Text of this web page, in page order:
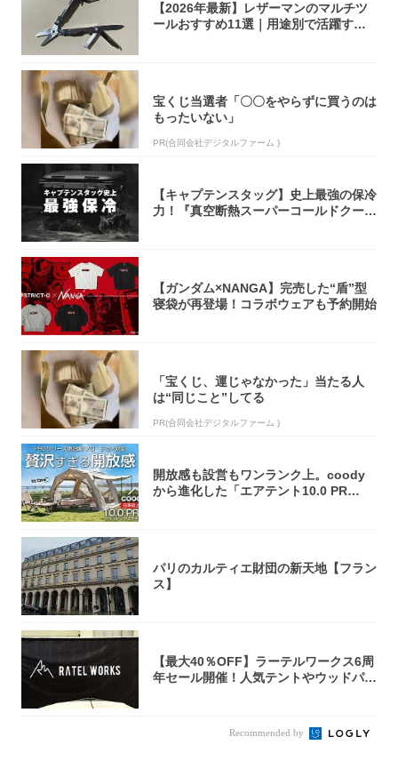
【2026年最新】レザーマンのマルチツ
ールおすすめ11選｜用途別で活躍する
宝くじ当選者「〇〇をやらずに買うのは
もったいない」
PR(合同会社デジタルファーム )
【キャプテンスタッグ】史上最強の保冷
力！『真空断熱スーパーコールドクーラ
【ガンダム×NANGA】完売した“盾”型
寝袋が再登場！コラボウェアも予約開始
「宝くじ、運じゃなかった」当たる人
は“同じこと”してる
PR(合同会社デジタルファーム )
開放感も設営もワンランク上。coody
から進化した「エアテント10.0 PR
パリのカルティエ財団の新天地【フラン
ス】
【最大40％OFF】ラーテルワークス6周
年セール開催！人気テントやウッドパネ
Recommended by